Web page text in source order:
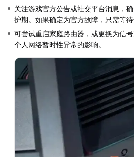
关注游戏官方公告或社交平台消息，
护期。如果确定为官方故障，只需等待
可尝试重启家庭路由器，或更换为信
个人网络暂时性异常的影响。